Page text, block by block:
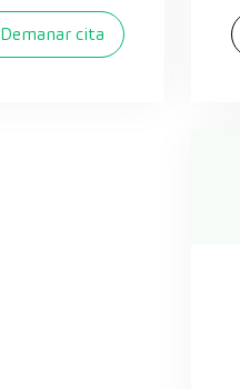
Demanar cita